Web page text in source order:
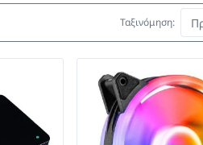
Ταξινόμηση: